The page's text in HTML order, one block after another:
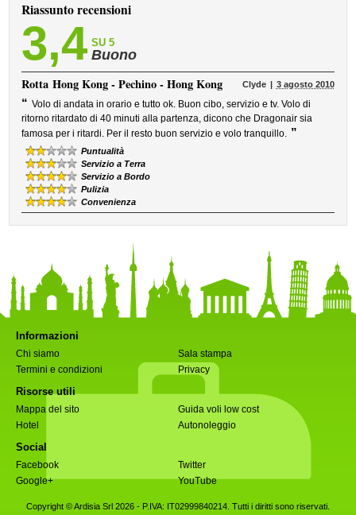
Riassunto recensioni
3,4 SU 5
Buono
RottaHong Kong - Pechino - Hong Kong Clyde 3 agosto 2010
“ Volo di andata in orario e tutto ok. Buon cibo, servizio e tv. Volo di
ritorno ritardato di 40 minuti alla partenza, dicono che Dragonair sia
famosa per i ritardi. Per il resto buon servizio e volo tranquillo. ”
Puntualità
Servizio a Terra
Servizio a Bordo
Pulizia
Convenienza
Informazioni
Chi siamo
Sala stampa
Termini e condizioni
Privacy
Risorse utili
Mappa del sito
Guida voli low cost
Hotel
Autonoleggio
Social
Facebook
Twitter
Google+
YouTube
Copyright © Ardisia Srl 2026 - P.IVA: IT02999840214. Tutti i diritti sono riservati.